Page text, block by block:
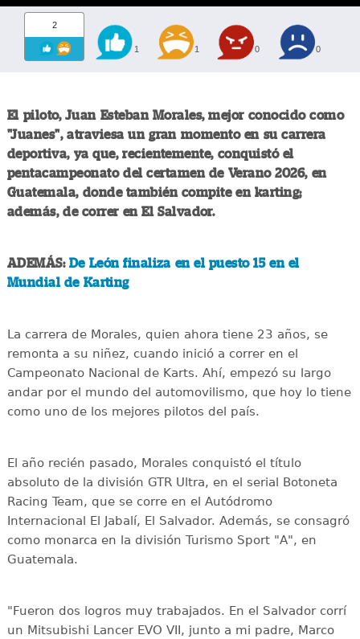
2
1 1 0 0
El piloto, Juan Esteban Morales, mejor conocido como
"Juanes", atraviesa un gran momento en su carrera
deportiva, ya que, recientemente, conquistó el
pentacampeonato del certamen de Verano 2026, en
Guatemala, donde también compite en karting;
además, de correr en El Salvador.
ADEMÁS: De León finaliza en el puesto 15 en el
Mundial de Karting
La carrera de Morales, quien ahora tiene 23 años, se
remonta a su niñez, cuando inició a correr en el
Campeonato Nacional de Karts. Ahí, empezó su largo
andar por el mundo del automovilismo, que hoy lo tiene
como uno de los mejores pilotos del país.
El año recién pasado, Morales conquistó el título
absoluto de la división GTR Ultra, en el serial Botoneta
Racing Team, que se corre en el Autódromo
Internacional El Jabalí, El Salvador. Además, se consagró
como monarca en la división Turismo Sport "A", en
Guatemala.
"Fueron dos logros muy trabajados. En el Salvador corrí
un Mitsubishi Lancer EVO VII, junto a mi padre, Marco